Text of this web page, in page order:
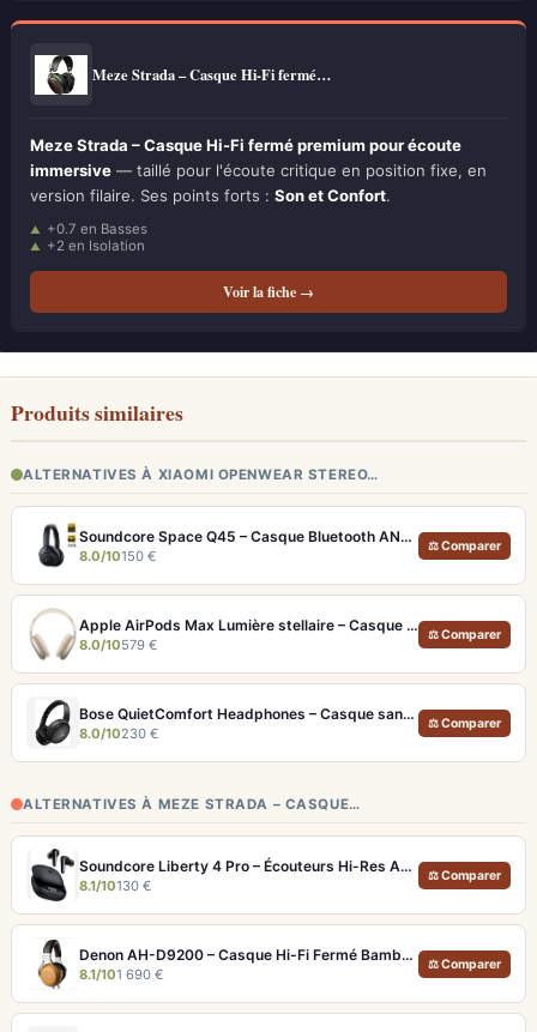
Meze Strada – Casque Hi-Fi fermé…
Meze Strada – Casque Hi-Fi fermé premium pour écoute
immersive — taillé pour l'écoute critique en position fixe, en
version filaire. Ses points forts : Son et Confort.
+0.7 en Basses
+2 en Isolation
Voir la fiche →
Produits similaires
ALTERNATIVES À XIAOMI OPENWEAR STEREO…
Soundcore Space Q45 – Casque Bluetooth ANC 50h d'autonomie et LDAC Hi-Res
8.0/10150 €
⚖ Comparer
Apple AirPods Max Lumière stellaire – Casque Hi-Fi ANC pro et audio spatial immersif
8.0/10579 €
⚖ Comparer
Bose QuietComfort Headphones – Casque sans fil à réduction de bruit légendaire
8.0/10230 €
⚖ Comparer
ALTERNATIVES À MEZE STRADA – CASQUE…
Soundcore Liberty 4 Pro – Écouteurs Hi-Res ANC 7 Capteurs et Fast Charge
8.1/10130 €
⚖ Comparer
Denon AH-D9200 – Casque Hi-Fi Fermé Bambou FreeEdge Portable
8.1/101 690 €
⚖ Comparer